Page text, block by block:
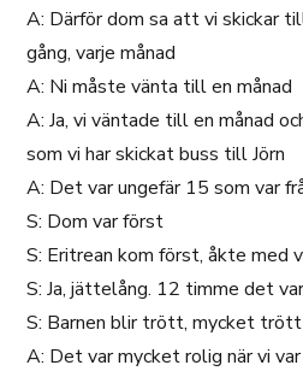
A: Därför dom sa att vi skickar
gång, varje månad
A: Ni måste vänta till en månad
A: Ja, vi väntade till en månad
som vi har skickat buss till Jörn
A: Det var ungefär 15 som var
S: Dom var först
S: Eritrean kom först, åkte med
S: Ja, jättelång. 12 timme det var
S: Barnen blir trött, mycket trött
A: Det var mycket rolig när vi var